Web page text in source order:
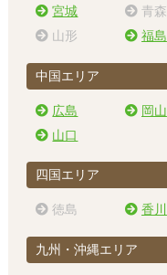
宮城 青森
山形
福島
中国エリア
広島 岡山
山口
四国エリア
徳島 香川
九州・沖縄エリア